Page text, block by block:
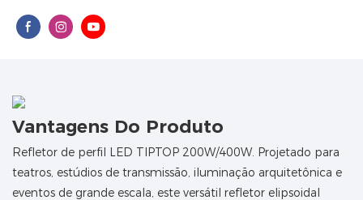
Vantagens Do Produto
Refletor de perfil LED TIPTOP 200W/400W. Projetado para
teatros, estúdios de transmissão, iluminação arquitetônica e
eventos de grande escala, este versátil refletor elipsoidal